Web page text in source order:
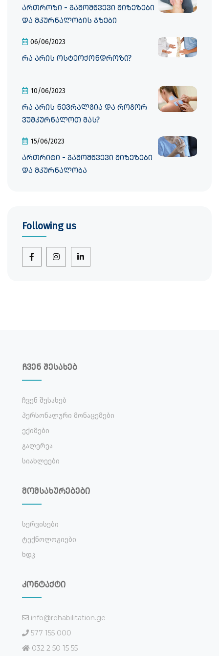
ართროზი - გამომწვევი მიზეზები
და მკურნალობის გზები
06/06/2023
რა არის ოსტეოქონდროზი?
10/06/2023
რა არის ნევრალგია და როგორ
ვუმკურნალოთ მას?
15/06/2023
ართრიტი - გამომწვევი მიზეზები
და მკურნალობა
Following us
ჩვენ შესახებ
Ჩვენ Შესახებ
Პერსონალური Მონაცემები
Ექიმები
Გალერეა
Სიახლეები
მომსახურებები
Სერვისები
Ტექნოლოგიები
Ხდკ
კონტაქტი
info@rehabilitation.ge
577 155 000
032 2 50 15 55